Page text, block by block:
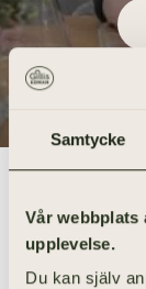
Samtycke
Vår webbplats
upplevelse.
Du kan själv